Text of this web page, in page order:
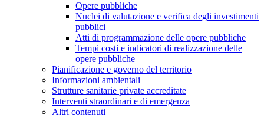
Opere pubbliche
Nuclei di valutazione e verifica degli investimenti
pubblici
Atti di programmazione delle opere pubbliche
Tempi costi e indicatori di realizzazione delle
opere pubbliche
Pianificazione e governo del territorio
Informazioni ambientali
Strutture sanitarie private accreditate
Interventi straordinari e di emergenza
Altri contenuti